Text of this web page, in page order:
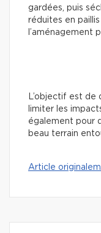
gardées, puis
réduites en
l’aménagement
L’objectif est de
limiter les
également pour
beau terrain
Article